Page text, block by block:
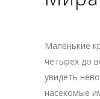
Маленькие
четырех до
увидеть
насекомые